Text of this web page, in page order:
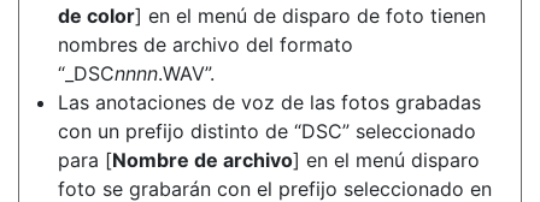
de color] en el menú de disparo de foto tienen
nombres de archivo del formato
“_DSCnnnn.WAV”.
Las anotaciones de voz de las fotos grabadas
con un prefijo distinto de “DSC” seleccionado
para [Nombre de archivo] en el menú disparo
foto se grabarán con el prefijo seleccionado en